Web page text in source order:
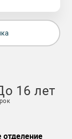
16 лет
отделение